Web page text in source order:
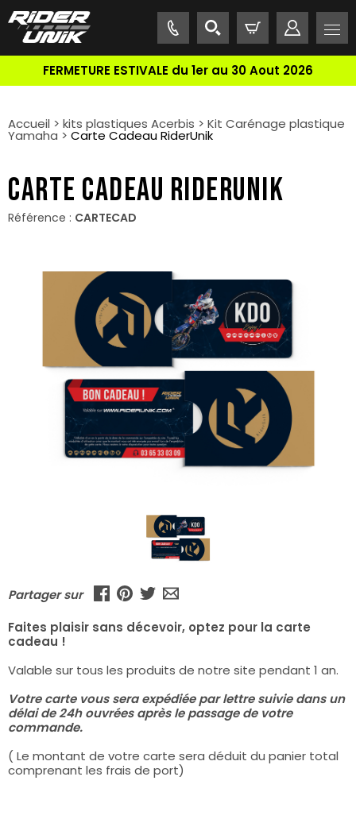
FERMETURE ESTIVALE du 1er au 30 Aout 2026
Accueil > kits plastiques Acerbis > Kit Carénage plastique
Yamaha > Carte Cadeau RiderUnik
CARTE CADEAU RIDERUNIK
Référence : CARTECAD
Partager sur
Faites plaisir sans décevoir, optez pour la carte
cadeau !
Valable sur tous les produits de notre site pendant 1 an.
Votre carte vous sera expédiée par lettre suivie dans un
délai de 24h ouvrées après le passage de votre
commande.
( Le montant de votre carte sera déduit du panier total
comprenant les frais de port)